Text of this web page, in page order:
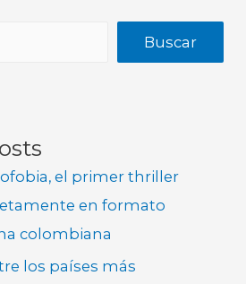
Buscar
el primer thriller
en formato
colombiana
los países más